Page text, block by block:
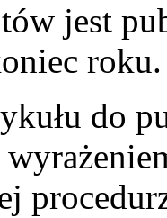
jest
roku.
do